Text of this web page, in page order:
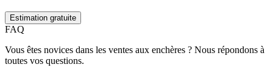
Estimation gratuite
FAQ
Vous êtes novices dans les ventes aux enchères ? Nous répondons à
toutes vos questions.